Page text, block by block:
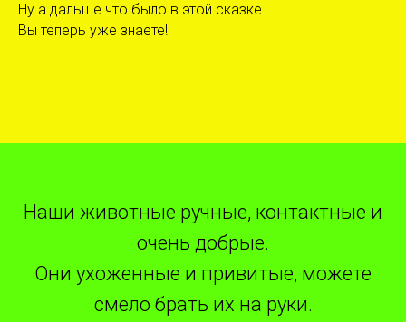
Ну а дальше что было в этой сказке
Вы теперь уже знаете!
Наши животные ручные, контактные и
очень добрые.
Они ухоженные и привитые, можете
смело брать их на руки.